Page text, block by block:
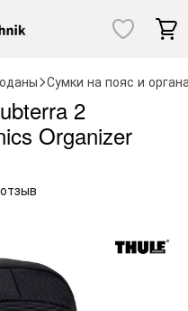
Сумки на пояс и
2
Organizer